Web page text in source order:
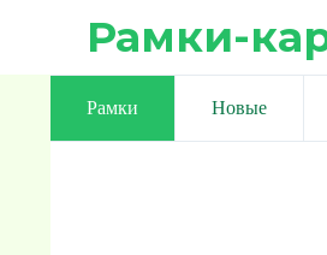
Рамки-
Рамки Новые